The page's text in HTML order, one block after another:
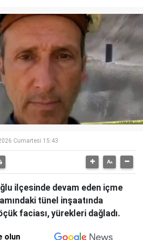
Cumartesi 15:43
ilçesinde devam eden içme
tünel inşaatında
faciası, yürekleri dağladı.
olun